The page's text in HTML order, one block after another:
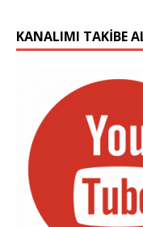
KANALIMI TAKIBE